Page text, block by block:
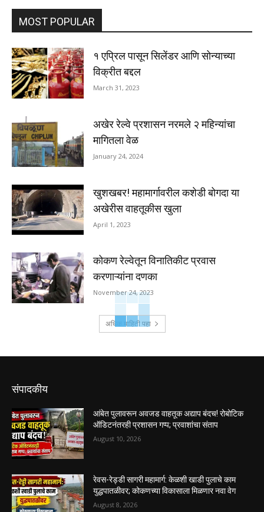
MOST POPULAR
१ एप्रिल पासून सिलेंडर आणि सोन्याच्या
विक्रीत बद्दल
March 31, 2023
अखेर रेल्वे प्रशासन नरमले २ महिन्यांचा
मागितला वेळ
January 24, 2024
खुशखबर! महामार्गावरील कशेडी बोगदा या
अखेरीस वाहतूकीस खुला
April 1, 2023
कोकण रेल्वेतून विनातिकीट प्रवास
करणाऱ्यांना दणका
November 24, 2023
अधिक माहिती पहा